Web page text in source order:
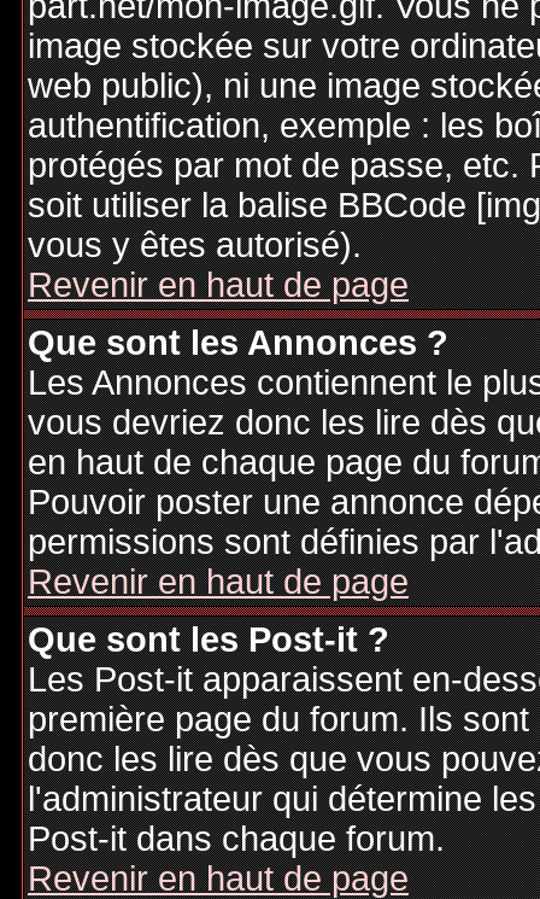
image stockée sur votre
web public), ni une image
authentification, exemple : les
protégés par mot de passe, etc.
soit utiliser la balise BBCode
vous y êtes autorisé).
Revenir en haut de page
Que sont les Annonces ?
Les Annonces contiennent le
vous devriez donc les lire dès
en haut de chaque page du
Pouvoir poster une annonce
permissions sont définies par
Revenir en haut de page
Que sont les Post-it ?
Les Post-it apparaissent en-
première page du forum. Ils
donc les lire dès que vous
l'administrateur qui détermine
Post-it dans chaque forum.
Revenir en haut de page